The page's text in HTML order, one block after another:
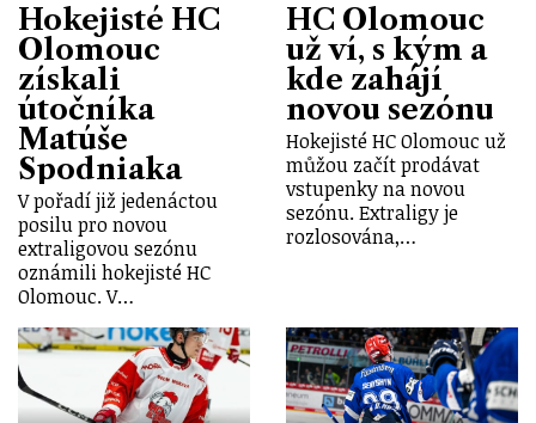
Hokejisté HC
Olomouc
získali
útočníka
Matúše
Spodniaka
V pořadí již jedenáctou
posilu pro novou
extraligovou sezónu
oznámili hokejisté HC
Olomouc. V…
HC Olomouc
už ví, s kým a
kde zahájí
novou sezónu
Hokejisté HC Olomouc už
můžou začít prodávat
vstupenky na novou
sezónu. Extraligy je
rozlosována,…